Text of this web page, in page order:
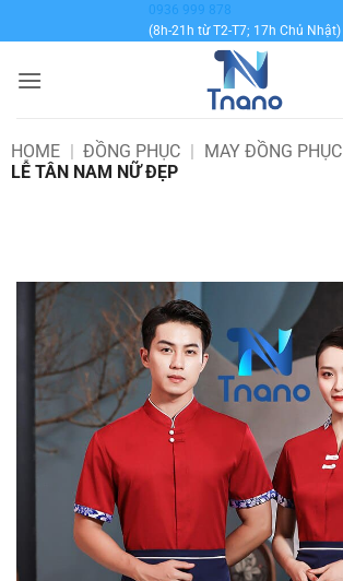
qua
dung
0936 999 878
(8h-21h từ T2-T7; 17h Chủ Nhật)
HOME | ĐỒNG PHỤC | MAY ĐỒNG PHỤC
LỄ TÂN NAM NỮ ĐẸP